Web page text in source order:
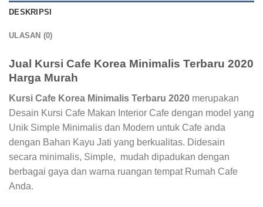
DESKRIPSI
ULASAN (0)
Jual Kursi Cafe Korea Minimalis Terbaru 2020
Harga Murah
Kursi Cafe Korea Minimalis Terbaru 2020 merupakan
Desain Kursi Cafe Makan Interior Cafe dengan model yang
Unik Simple Minimalis dan Modern untuk Cafe anda
dengan Bahan Kayu Jati yang berkualitas. Didesain
secara minimalis, Simple, mudah dipadukan dengan
berbagai gaya dan warna ruangan tempat Rumah Cafe
Anda.